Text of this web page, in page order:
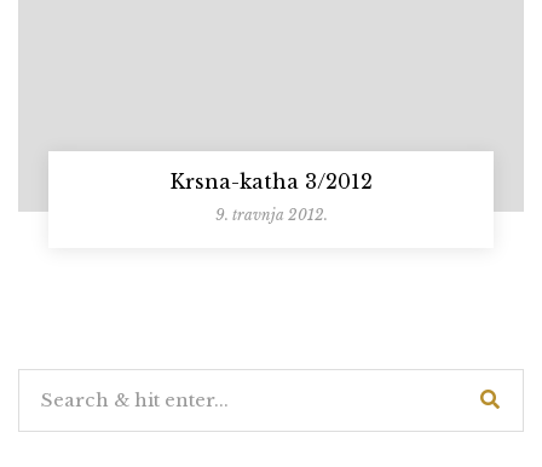
Krsna-katha 3/2012
9. travnja 2012.